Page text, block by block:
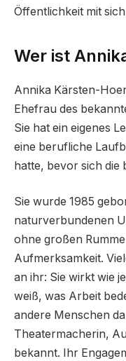
Öffentlichkeit mit
Wer ist
Annika Kärsten-
Ehefrau des
Sie hat ein eigenes
eine berufliche
hatte, bevor sich die
Sie wurde 1985
naturverbundenen
ohne großen
Aufmerksamkeit.
an ihr: Sie wirkt wie
weiß, was Arbeit
andere Menschen
Theatermacherin,
bekannt. Ihr